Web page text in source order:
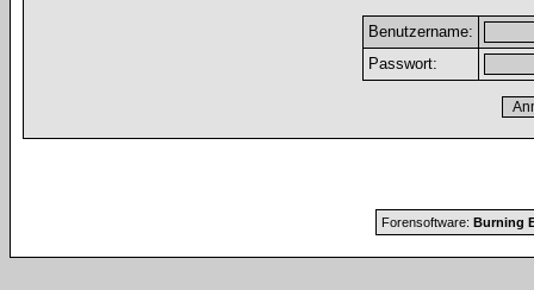
Benutzername:
Passwort:
Forensoftware: Burning